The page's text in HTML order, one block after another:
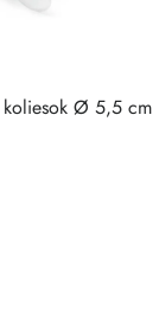
koliesok Ø 5,5 cm